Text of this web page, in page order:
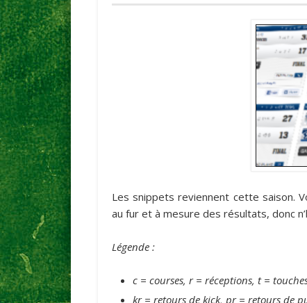
Les snippets reviennent cette saison.
au fur et à mesure des résultats, donc
Légende :
c = courses, r = réceptions, t =
kr = retours de kick, pr = retours de